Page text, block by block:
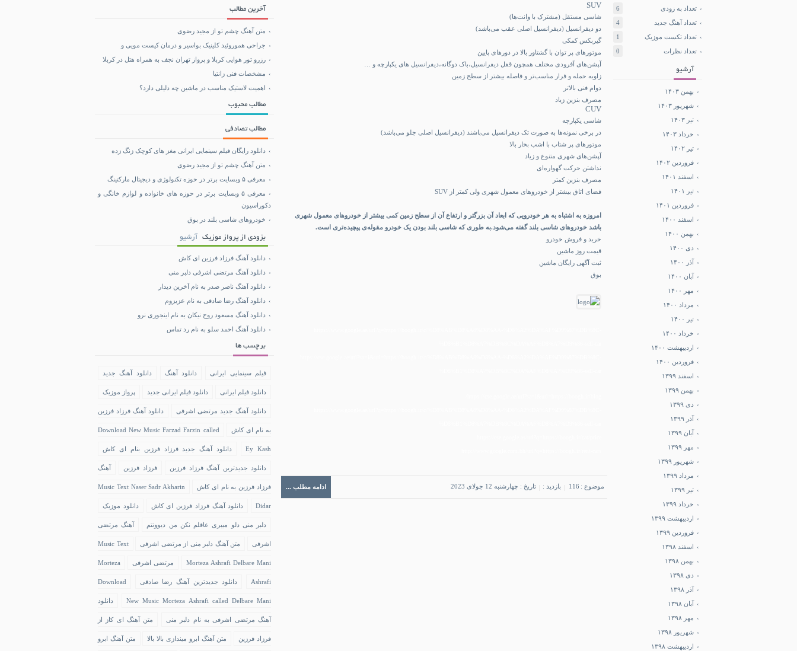
SUV
شاسی مستقل (مشترک با وانت‌ها)
دو دیفرانسیل (دیفرانسیل اصلی عقب می‌باشد)
گیربکس کمکی
موتور‌های پر توان با گشتاور بالا در دورهای پایین
آپشن‌های آفرودی مختلف همچون قفل دیفرانسیل،باک دوگانه،دیفرانسیل های یکپارچه و …
زاویه حمله و فرار مناسب‌تر و فاصله بیشتر از سطح زمین
دوام فنی بالاتر
مصرف بنزین زیاد
CUV
شاسی یکپارچه
در برخی نمونه‌ها به صورت تک دیفرانسیل می‌باشند (دیفرانسیل اصلی جلو می‌باشد)
موتورهای پر شتاب با اشب بخار بالا
آپشن‌های شهری متنوع و زیاد
نداشتن حرکت گهواره‌ای
مصرف بنزین کمتر
فضای اتاق بیشتر از خودرو‌های معمول شهری ولی کمتر از SUV
امروزه به اشتباه به هر خودرویی که ابعاد آن بزرگتر و ارتفاع آن از سطح زمین کمی بیشتر از خودروهای معمول شهری
باشد خودروهای شاسی بلند گفته می‌شود.به طوری که شاسی بلند بودن یک خودرو مقوله‌ی پیچیده‌تری است.
خرید و فروش خودرو
قیمت روز ماشین
ثبت آگهی رایگان ماشین
بوق
موضوع : 116 بازدید : تاریخ : چهارشنبه 12 جولای 2023 ادامه مطلب ...
تعداد به زودی
6
تعداد آهنگ جدید
4
تعداد تکست موزیک
1
تعداد نظرات
0
آرشیو
بهمن ۱۴۰۳
شهریور ۱۴۰۳
تیر ۱۴۰۳
خرداد ۱۴۰۳
تیر ۱۴۰۲
فروردین ۱۴۰۲
اسفند ۱۴۰۱
تیر ۱۴۰۱
فروردین ۱۴۰۱
اسفند ۱۴۰۰
بهمن ۱۴۰۰
دی ۱۴۰۰
آذر ۱۴۰۰
آبان ۱۴۰۰
مهر ۱۴۰۰
مرداد ۱۴۰۰
تیر ۱۴۰۰
خرداد ۱۴۰۰
اردیبهشت ۱۴۰۰
فروردین ۱۴۰۰
اسفند ۱۳۹۹
بهمن ۱۳۹۹
دی ۱۳۹۹
آذر ۱۳۹۹
آبان ۱۳۹۹
مهر ۱۳۹۹
شهریور ۱۳۹۹
مرداد ۱۳۹۹
تیر ۱۳۹۹
خرداد ۱۳۹۹
اردیبهشت ۱۳۹۹
فروردین ۱۳۹۹
اسفند ۱۳۹۸
بهمن ۱۳۹۸
دی ۱۳۹۸
آذر ۱۳۹۸
آبان ۱۳۹۸
مهر ۱۳۹۸
شهریور ۱۳۹۸
اردیبهشت ۱۳۹۸
آخرین مطالب
متن آهنگ چشم تو از مجید رضوی
جراحی هموروئید کلینیک بواسیر و درمان کیست مویی و
رزرو تور هوایی کربلا و پرواز تهران نجف به همراه هتل در کربلا
مشخصات فنی زانتیا
اهمیت لاستیک مناسب در ماشین چه دلیلی دارد؟
مطالب محبوب
مطالب تصادفی
دانلود رایگان فیلم سینمایی ایرانی مغز های کوچک زنگ زده
متن آهنگ چشم تو از مجید رضوی
معرفی ۵ وبسایت برتر در حوزه تکنولوژی و دیجیتال مارکتینگ
معرفی ۵ وبسایت برتر در حوزه های خانواده و لوازم خانگی و
دکوراسیون
خودروهای شاسی‌ بلند در بوق
بزودی از پرواز موزیک آرشیو
دانلود آهنگ فرزاد فرزین ای کاش
دانلود آهنگ مرتضی اشرفی دلبر منی
دانلود آهنگ ناصر صدر به نام آخرین دیدار
دانلود آهنگ رضا صادقی به نام عزیزوم
دانلود آهنگ مسعود روح نیکان به نام اینجوری نرو
دانلود آهنگ احمد سلو به نام رد تماس
برچسب ها
فیلم سینمایی ایرانی دانلود آهنگ دانلود آهنگ جدید
دانلود فیلم ایرانی دانلود فیلم ایرانی جدید پرواز موزیک
دانلود آهنگ جدید مرتضی اشرفی دانلود آهنگ فرزاد فرزین
به نام ای کاش Download New Music Farzad Farzin called
Ey Kash دانلود آهنگ جدید فرزاد فرزین بنام ای کاش
دانلود جدیدترین آهنگ فرزاد فرزین فرزاد فرزین آهنگ
فرزاد فرزین به نام ای کاش Music Text Naser Sadr Akharin
Didar دانلود آهنگ فرزاد فرزین ای کاش دانلود موزیک
دلبر منی دلو میبری عاقلم نکن من دیوونتم آهنگ مرتضی
اشرفی متن آهنگ دلبر منی از مرتضی اشرفی Music Text
Morteza Ashrafi Delbare Mani مرتضی اشرفی Morteza
Ashrafi دانلود جدیدترین آهنگ رضا صادقی Download
New Music Morteza Ashrafi called Delbare Mani دانلود
آهنگ مرتضی اشرفی به نام دلبر منی متن آهنگ ای کاز از
فرزاد فرزین متن آهنگ ابرو میندازی بالا بالا متن آهنگ ابرو